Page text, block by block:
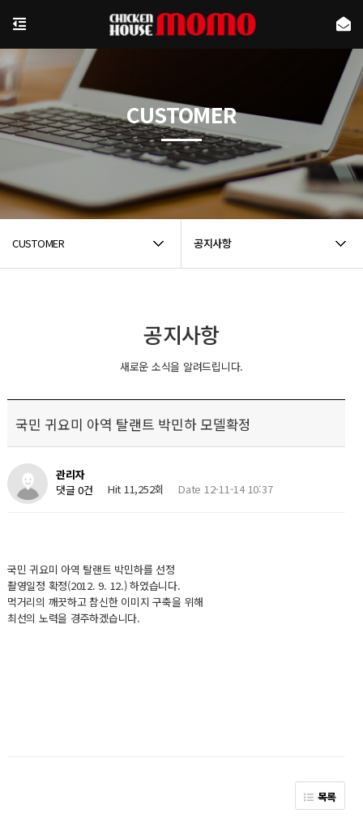
CUSTOMER 공지사항
CUSTOMER
공지사항
새로운 소식을 알려드립니다.
국민 귀요미 아역 탈랜트 박민하 모델확정
관리자
댓글 0건
Hit 11,252회 Date 12-11-14 10:37
국민 귀요미 아역 탈랜트 박민하를 선정
촬영일정 확정(2012. 9. 12.) 하였습니다.
먹거리의 깨끗하고 참신한 이미지 구축을 위해
최선의 노력을 경주하겠습니다.
목록